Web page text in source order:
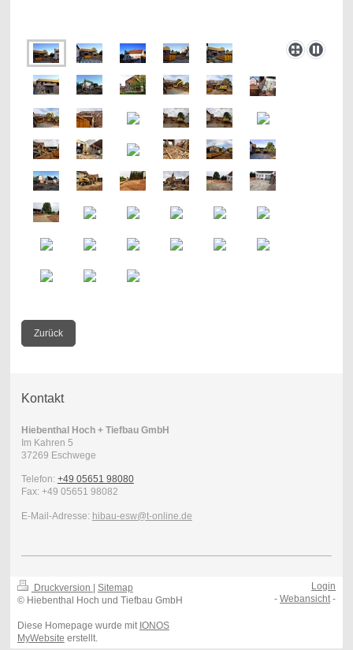
Zurück
Kontakt
Hiebenthal Hoch + Tiefbau GmbH
Im Kahren 5
37269 Eschwege
Telefon: +49 05651 98080
Fax: +49 05651 98082
E-Mail-Adresse: hibau-esw@t-online.de
Druckversion
Sitemap
© Hiebenthal Hoch und Tiefbau GmbH
Diese Homepage wurde mit IONOS
MyWebsite erstellt.
Login
-Webansicht-